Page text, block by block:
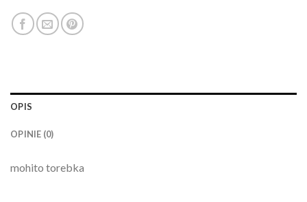
OPIS
OPINIE (0)
mohito torebka